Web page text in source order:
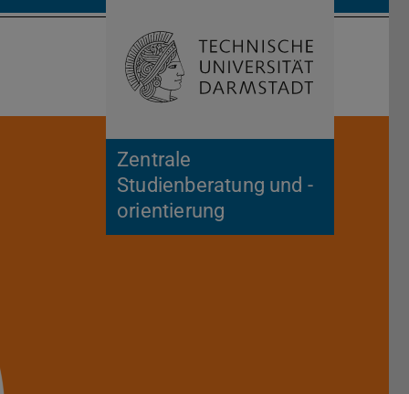
Zentrale
Studienberatung und -
orientierung
Suche öffnen